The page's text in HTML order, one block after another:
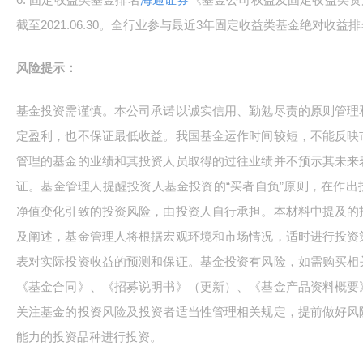
截至2021.06.30。全行业参与最近3年固定收益类基金绝对收益
风险提示：
基金投资需谨慎。本公司承诺以诚实信用、勤勉尽责的原则管
定盈利，也不保证最低收益。我国基金运作时间较短，不能反
管理的基金的业绩和其投资人员取得的过往业绩并不预示其未
证。基金管理人提醒投资人基金投资的“买者自负”原则，在作
净值变化引致的投资风险，由投资人自行承担。本材料中提及
及阐述，基金管理人将根据宏观环境和市场情况，适时进行投
表对实际投资收益的预测和保证。基金投资有风险，如需购买
《基金合同》、《招募说明书》（更新）、《基金产品资料概
关注基金的投资风险及投资者适当性管理相关规定，提前做好
能力的投资品种进行投资。